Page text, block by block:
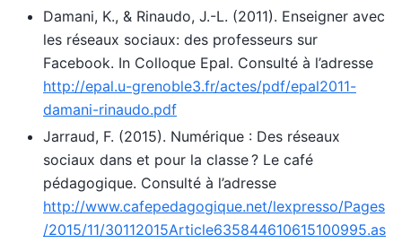
Damani, K., & Rinaudo, J.-L. (2011). Enseigner avec
les réseaux sociaux: des professeurs sur
Facebook. In Colloque Epal. Consulté à l’adresse
http://epal.u-grenoble3.fr/actes/pdf/epal2011-
damani-rinaudo.pdf
Jarraud, F. (2015). Numérique : Des réseaux
sociaux dans et pour la classe ? Le café
pédagogique. Consulté à l’adresse
http://www.cafepedagogique.net/lexpresso/Pages
/2015/11/30112015Article635844610615100995.as